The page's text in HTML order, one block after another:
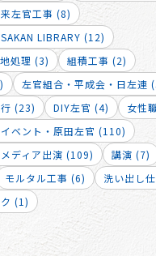
左官工事 (8)
LIBRARY (12)
処理 (3)
組積工事 (2)
左官組合・平成会・日左連
(23)
DIY左官 (4)
女性
ベント・原田左官 (110)
ディア出演 (109)
講演 (7)
モルタル工事 (6)
洗い出し
(1)